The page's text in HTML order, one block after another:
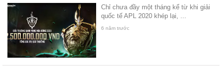
Chỉ chưa đầy một tháng kể từ khi giải
quốc tế APL 2020 khép lại, ...
6 năm trước